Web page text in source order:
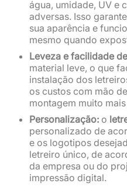
água, umidade, UV e
adversas. Isso
sua aparência e
mesmo quando
Leveza e facilidade
material leve, o que
instalação dos
os custos com mão
montagem muito
Personalização: o
personalizado de
e os logotipos
letreiro único, de
da empresa ou do
impressão digital.